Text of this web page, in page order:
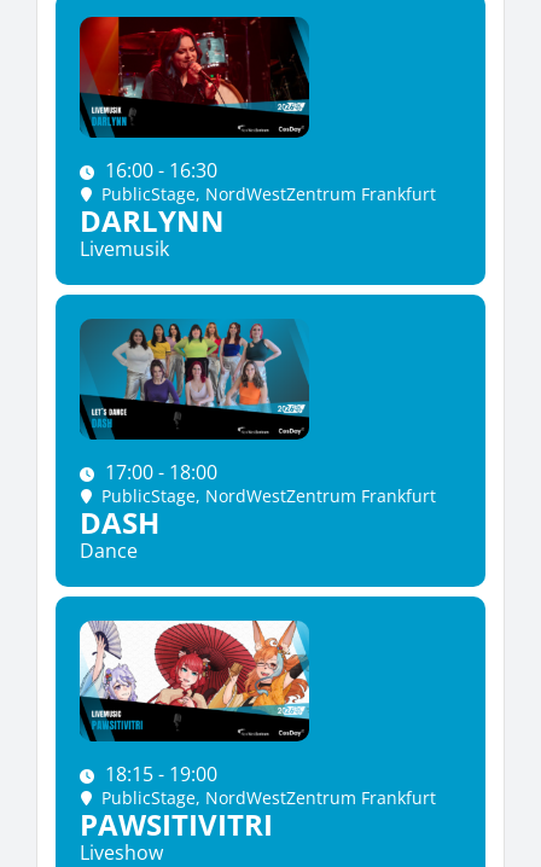
16:00 - 16:30
PublicStage, NordWestZentrum Frankfurt
DARLYNN
Livemusik
17:00 - 18:00
PublicStage, NordWestZentrum Frankfurt
DASH
Dance
18:15 - 19:00
PublicStage, NordWestZentrum Frankfurt
PAWSITIVITRI
Liveshow